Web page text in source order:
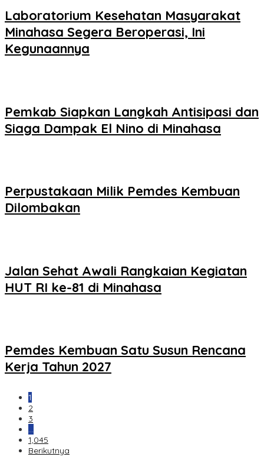
Laboratorium Kesehatan Masyarakat
Minahasa Segera Beroperasi, Ini
Kegunaannya
Pemkab Siapkan Langkah Antisipasi dan
Siaga Dampak El Nino di Minahasa
Perpustakaan Milik Pemdes Kembuan
Dilombakan
Jalan Sehat Awali Rangkaian Kegiatan
HUT RI ke-81 di Minahasa
Pemdes Kembuan Satu Susun Rencana
Kerja Tahun 2027
1
2
3
…
1,045
Berikutnya